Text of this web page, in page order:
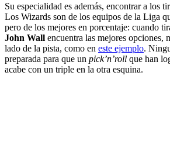
Su especialidad es además, encontrar a los
Los Wizards son de los equipos de la Liga
pero de los mejores en porcentaje: cuando
John Wall encuentra las mejores opciones,
lado de la pista, como en este ejemplo.
preparada para que un pick’n’roll que han
acabe con un triple en la otra esquina.